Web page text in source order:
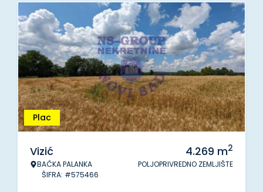
Plac
Vizić
BAČKA PALANKA
ŠIFRA: #575466
4.269 m2
POLJOPRIVREDNO ZEMLJIŠTE